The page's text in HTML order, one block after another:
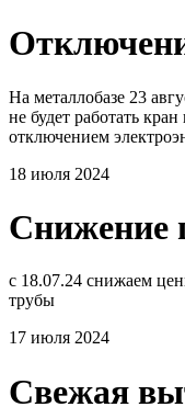
На металлобазе 23
не будет работать
отключением
18 июля 2024
Снижение
с 18.07.24 снижаем
трубы
17 июля 2024
Свежая